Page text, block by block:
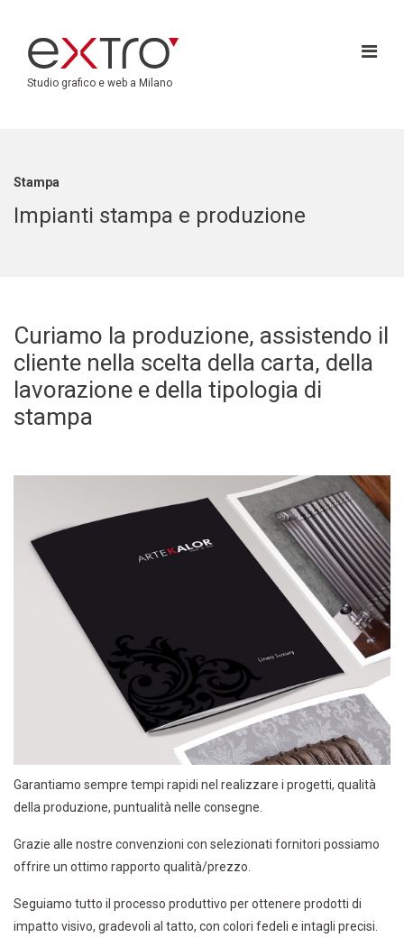
Studio grafico e web a Milano
Stampa
Impianti stampa e produzione
Curiamo la produzione, assistendo il
cliente nella scelta della carta, della
lavorazione e della tipologia di
stampa
Garantiamo sempre tempi rapidi nel realizzare i progetti, qualità
della produzione, puntualità nelle consegne.
Grazie alle nostre convenzioni con selezionati fornitori possiamo
offrire un ottimo rapporto qualità/prezzo.
Seguiamo tutto il processo produttivo per ottenere prodotti di
impatto visivo, gradevoli al tatto, con colori fedeli e intagli precisi.